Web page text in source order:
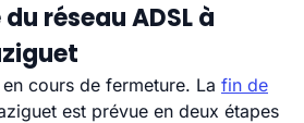
réseau ADSL à
cours de fermeture. La fin de
est prévue en deux étapes